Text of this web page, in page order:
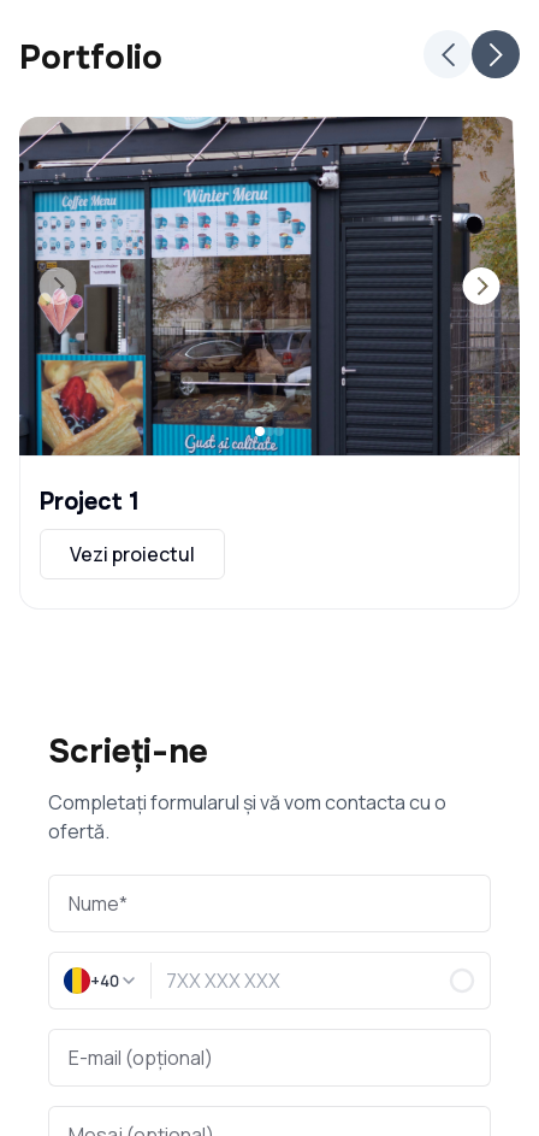
Portfolio
Project 1
Vezi proiectul
Scrieți-ne
Completați formularul și vă vom contacta cu o
ofertă.
+40